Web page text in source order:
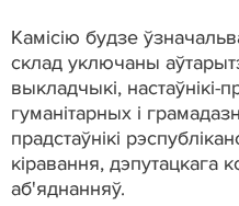
Камісію будзе
склад уключаны
выкладчыкі, настаўнікі-
гуманітарных і
прадстаўнікі
кіравання, дэпутацкага
аб'яднанняў.